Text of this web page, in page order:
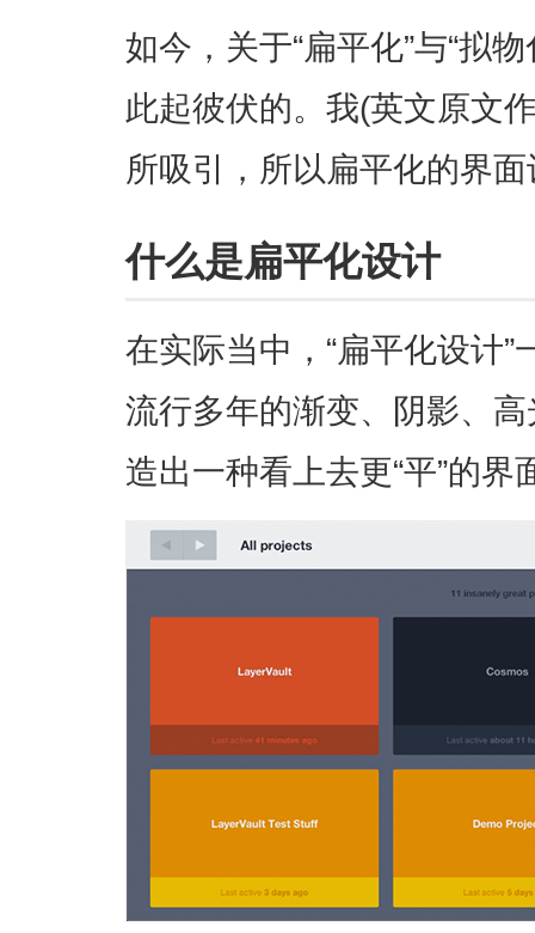
如今，关于“扁平化”与“拟
此起彼伏的。我(英文原文
所吸引，所以扁平化的界
什么是扁平化设计
在实际当中，“扁平化设计
流行多年的渐变、阴影、
造出一种看上去更“平”的界